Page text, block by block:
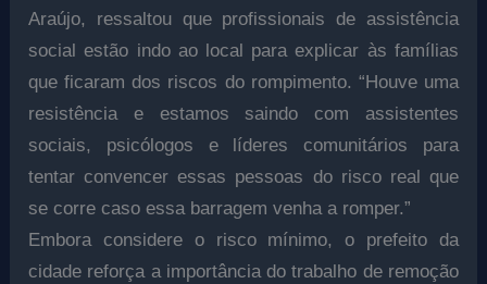
Araújo, ressaltou que profissionais de assistência
social estão indo ao local para explicar às famílias
que ficaram dos riscos do rompimento. “Houve uma
resistência e estamos saindo com assistentes
sociais, psicólogos e líderes comunitários para
tentar convencer essas pessoas do risco real que
se corre caso essa barragem venha a romper.”
Embora considere o risco mínimo, o prefeito da
cidade reforça a importância do trabalho de remoção